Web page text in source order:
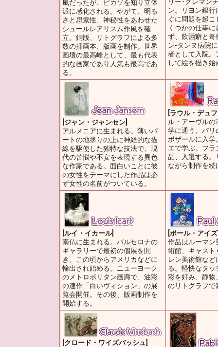
風だったが、ピカソを知り立体
派に感化される。やがて、明る
さと思索性、神秘性をあわせた
シュールレアリスム作風を確
立。銅版、リトグラフによる多
数の挿画本、版画を制作。世界
画壇の最高峰として、最も代表
的な画家であり人気も最高であ
る。
ン。リヨン銀
ぐに問題を起
くつかの仕事
ず、飲酒癖と奇
ン-タンヌ病院
者として入院。
して絵を描き始
[ジャン・ジャンセン]
アルメニアに生まれる。薄いパ
ートの地塗りの上に神経的な描
線を駆使した独特な技法で、現
代の苦悩や不安を表現する異色
な作家である。面白いことに彼
の女性をテーマにした作品は必
ず女性の名前がついている。
[ラウル・デュ
ル・アーヴル
学に通う。パリ
ボザールに入
エで学ぶ。フ
品、入選する。
ながら制作を続
[ルイ・イカール]
南仏に生まれる。バルセロナの
ギャラリーで最初の個展を開
き、この頃からアメリカなどに
輸出され始める。ニューヨーク
のメトロポリタン画廊で、油彩
の連作「白いヴィション」の展
覧会開催。その後、版画制作を
開始する。
[ポール・アイ
作品はルーマン
術館、キャスト
レン美術館な
る。軽快なタ
彩を好み、静物
のリトグラフで
[クロード・ワイズバッシュ]